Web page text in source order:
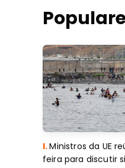
I.Ministros da UE
feira para discutir